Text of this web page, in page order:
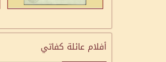
أفلام عائلة كفاتي